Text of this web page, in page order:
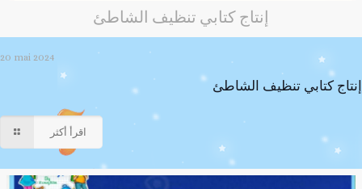
إنتاج كتابي تنظيف الشاطئ
20 mai 2024
إنتاج كتابي تنظيف الشاطئ
اقرأ أكثر